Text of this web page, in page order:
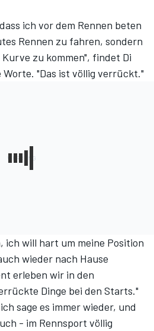
ich vor dem Rennen beten
Rennen zu fahren, sondern
zu kommen", findet Di
"Das ist völlig verrückt."
ich will hart um meine Position
wieder nach Hause
erleben wir in den
Dinge bei den Starts."
sage es immer wieder, und
- im Rennsport völlig